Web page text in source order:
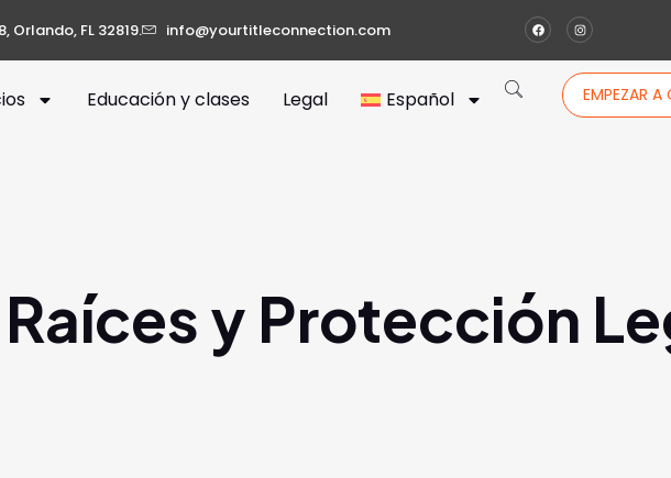
Orlando, FL 32819. info@yourtitleconnection.com
Educación y clases Legal Español EMPEZAR A
y Protección